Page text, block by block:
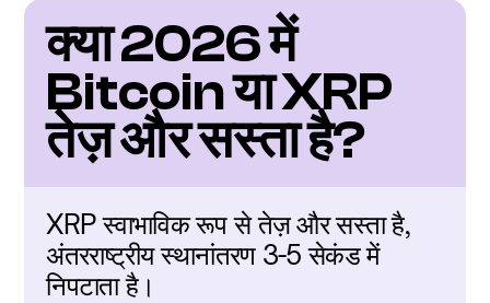
क्या 2026 में
Bitcoin या XRP
तेज़ और सस्ता है?
XRP स्वाभाविक रूप से तेज़ और सस्ता है,
अंतरराष्ट्रीय स्थानांतरण 3-5 सेकंड में
निपटाता है।